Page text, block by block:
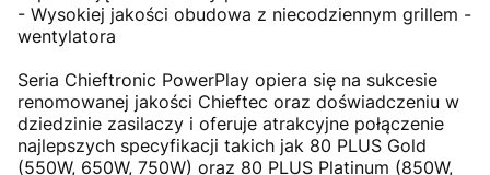
- Wysokiej jakości obudowa z niecodziennym grillem -
wentylatora
Seria Chieftronic PowerPlay opiera się na sukcesie
renomowanej jakości Chieftec oraz doświadczeniu w
dziedzinie zasilaczy i oferuje atrakcyjne połączenie
najlepszych specyfikacji takich jak 80 PLUS Gold
(550W, 650W, 750W) oraz 80 PLUS Platinum (850W,